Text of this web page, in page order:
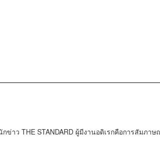
าว THE STANDARD ผู้มีงานอดิเรกคือการสัมภาษ